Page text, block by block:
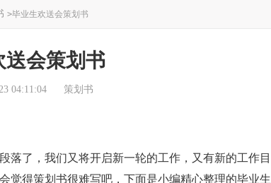
>毕业生欢送会策划书
送会策划书
04:11:04 策划书
了，我们又将开启新一轮的工作，又有新的工作目
觉得策划书很难写吧，下面是小编精心整理的毕业生